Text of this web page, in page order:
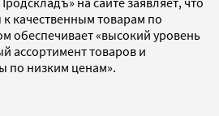
к качественным товарам по
обеспечивает «высокий уровень
ассортимент товаров и
по низким ценам».